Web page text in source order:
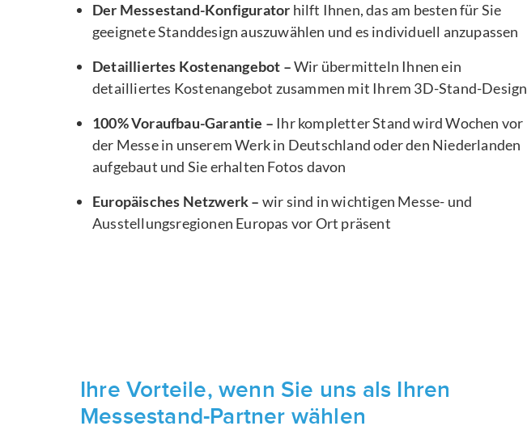
Der Messestand-Konfigurator hilft Ihnen, das am besten für Sie
geeignete Standdesign auszuwählen und es individuell anzupassen
Detailliertes Kostenangebot –Wir übermitteln Ihnen ein
detailliertes Kostenangebot zusammen mit Ihrem 3D-Stand-Design
100% Voraufbau-Garantie – Ihr kompletter Stand wird Wochen vor
der Messe in unserem Werk in Deutschland oder den Niederlanden
aufgebaut und Sie erhalten Fotos davon
Europäisches Netzwerk – wir sind in wichtigen Messe- und
Ausstellungsregionen Europas vor Ort präsent
Ihre Vorteile, wenn Sie uns als Ihren
Messestand-Partner wählen